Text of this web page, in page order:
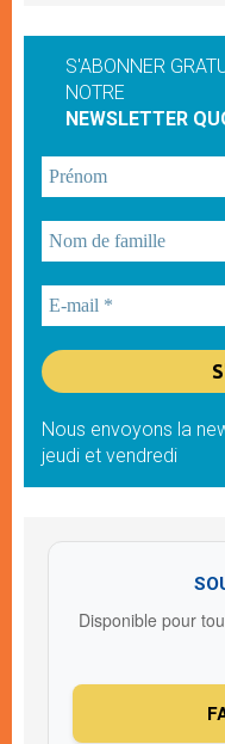
S'ABONNER
NOTRE
NEWSLETTER
Nous envoyons la
jeudi et vendredi
Disponible pour